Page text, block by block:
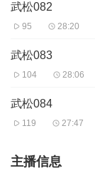
武松082
95 28:20
武松083
104 28:06
武松084
119 27:47
主播信息